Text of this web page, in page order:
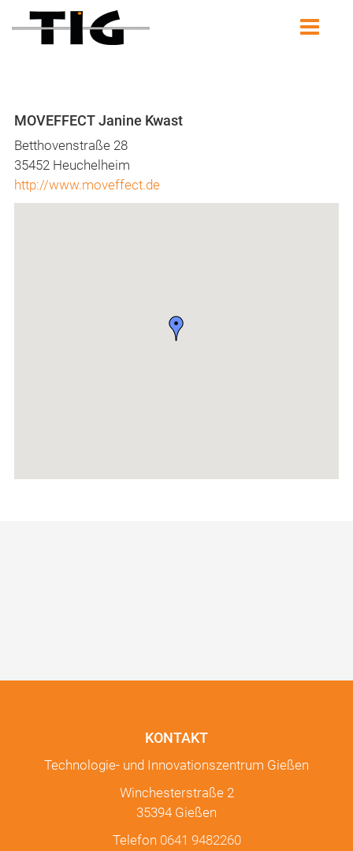
MOVEFFECT Janine Kwast
Betthovenstraße 28
35452 Heuchelheim
http://www.moveffect.de
KONTAKT
Technologie- und Innovationszentrum Gießen
Winchesterstraße 2
35394 Gießen
Telefon 0641 9482260